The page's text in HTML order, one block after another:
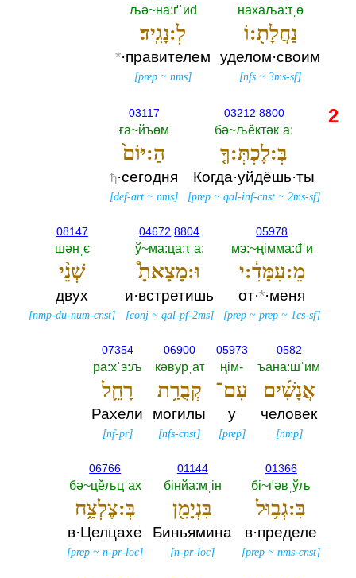
нахаља:τˌө
נַחֲלָת֖:וֹ
уделом·своим
[nfs ~3ms-sf]
љә~на:ґˈиđ
לְ:נָגִֽיד׃
*·правителем
[prep ~nms]
03212 8800
бә~љěктәкˈа:‎
בְּ:לֶכְתְּ:ךָ֤
Когда·уйдёшь·ты
[prep ~qal-inf-cnst ~2ms-sf]
03117
ға~йъөм
הַ:יּוֹם֙
ђ·сегодня
[def-art ~nms]
05978
мэ:~ңiмма:đˈи
מֵ:עִמָּדִ֔:י
от·*·меня
[prep ~prep ~1cs-sf]
04672 8804
ў~ма:ца:τˌа:‎
וּ:מָצָאתָ֩
и·встретишь
[conj~ qal-pf-2ms]
08147
шәнˌє
שְׁנֵ֨י
двух
[nmp-du-num-cnst]
0582
ъана:шˈим
אֲנָשִׁ֜ים
человек
[nmp]
05973
ңiм-‎
עִם־
у
[prep]
06900
кәвурˌаτ
קְבֻרַ֥ת
могилы
[nfs-cnst]
07354
ра:хˈэ:љ
רָחֵ֛ל
Рахели
[nf-pr]
01366
бi~ґәвˌўљ
בִּ:גְב֥וּל
в·пределе
[prep ~nms-cnst]
01144
бiнйа:мˌiн
בִּנְיָמִ֖ן
Биньямина
[n-pr-loc]
06766
бә~цěљцˈах
בְּ:צֶלְצַ֑ח
в·Целцахе
[prep ~n-pr-loc]
2